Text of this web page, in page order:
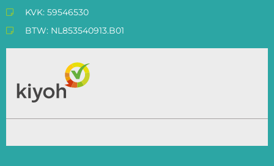
KVK: 59546530
BTW: NL853540913.B01